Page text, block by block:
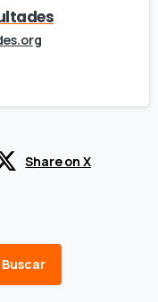
Share on X
Buscar